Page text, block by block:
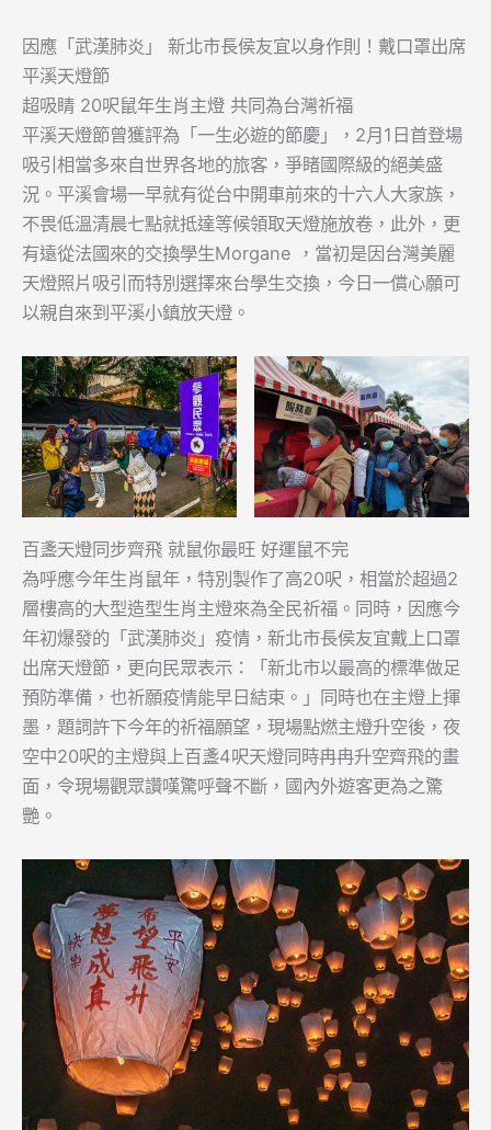
因應「武漢肺炎」 新北市長侯友宜以身作則！戴口罩出席
平溪天燈節
超吸睛 20呎鼠年生肖主燈 共同為台灣祈福
平溪天燈節曾獲評為「一生必遊的節慶」，2月1日首登場
吸引相當多來自世界各地的旅客，爭睹國際級的絕美盛
況。平溪會場一早就有從台中開車前來的十六人大家族，
不畏低溫清晨七點就抵達等候領取天燈施放卷，此外，更
有遠從法國來的交換學生Morgane ，當初是因台灣美麗
天燈照片吸引而特別選擇來台學生交換，今日一償心願可
以親自來到平溪小鎮放天燈。
百盞天燈同步齊飛 就鼠你最旺 好運鼠不完
為呼應今年生肖鼠年，特別製作了高20呎，相當於超過2
層樓高的大型造型生肖主燈來為全民祈福。同時，因應今
年初爆發的「武漢肺炎」疫情，新北市長侯友宜戴上口罩
出席天燈節，更向民眾表示：「新北市以最高的標準做足
預防準備，也祈願疫情能早日結束。」同時也在主燈上揮
墨，題詞許下今年的祈福願望，現場點燃主燈升空後，夜
空中20呎的主燈與上百盞4呎天燈同時冉冉升空齊飛的畫
面，令現場觀眾讚嘆驚呼聲不斷，國內外遊客更為之驚
艷。